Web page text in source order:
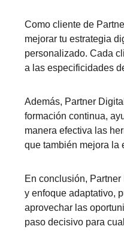
Como cliente de
mejorar tu estrategia
personalizado. Cada
a las especificidades
Además, Partner
formación continua,
manera efectiva las
que también mejora la
En conclusión,
y enfoque adaptativo,
aprovechar las
paso decisivo para